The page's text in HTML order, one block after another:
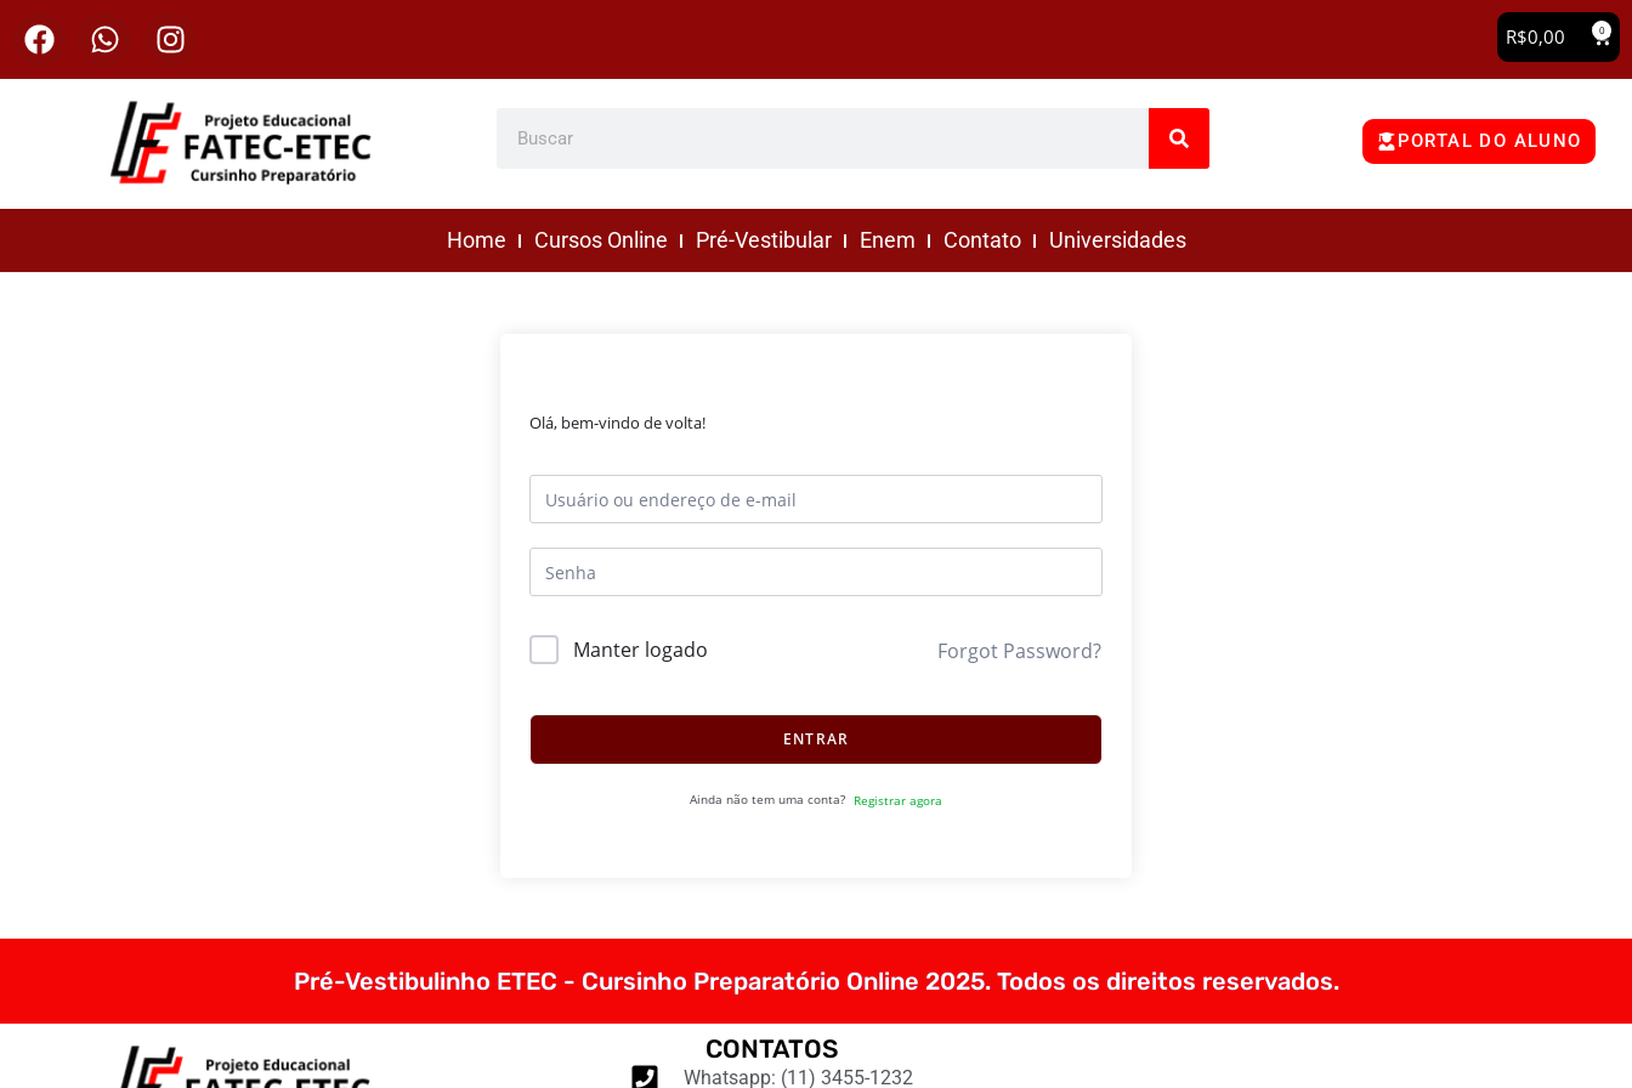
R$0,00 0
PORTAL DO ALUNO
Home Cursos Online Pré-Vestibular Enem Contato Universidades
Olá, bem-vindo de volta!
Manter logado Forgot Password?
ENTRAR
Ainda não tem uma conta? Registrar agora
Pré-Vestibulinho ETEC - Cursinho Preparatório Online 2025. Todos os direitos reservados.
CONTATOS
Whatsapp: (11) 3455-1232